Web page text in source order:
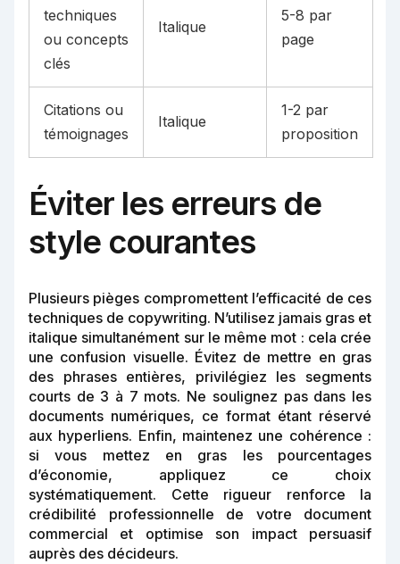
techniques
ou concepts
clés
Italique
5-8 par
page
Citations ou
témoignages
Italique
1-2 par
proposition
Éviter les erreurs de
style courantes
Plusieurs pièges compromettent l’efficacité de ces
techniques de copywriting. N’utilisez jamais gras et
italique simultanément sur le même mot : cela crée
une confusion visuelle. Évitez de mettre en gras
des phrases entières, privilégiez les segments
courts de 3 à 7 mots. Ne soulignez pas dans les
documents numériques, ce format étant réservé
aux hyperliens. Enfin, maintenez une cohérence :
si vous mettez en gras les pourcentages
d’économie, appliquez ce choix
systématiquement. Cette rigueur renforce la
crédibilité professionnelle de votre document
commercial et optimise son impact persuasif
auprès des décideurs.